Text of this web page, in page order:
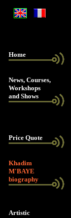
Home
News, Courses,
Workshops
and Shows
Price Quote
Khadim
M'BAYE
biography
Artistic